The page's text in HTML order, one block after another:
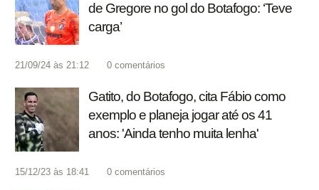
de Gregore no gol do Botafogo: ‘Teve
carga’
21/09/24 às 21:12 0 comentários
Gatito, do Botafogo, cita Fábio como
exemplo e planeja jogar até os 41
anos: 'Ainda tenho muita lenha'
15/12/23 às 18:41 0 comentários